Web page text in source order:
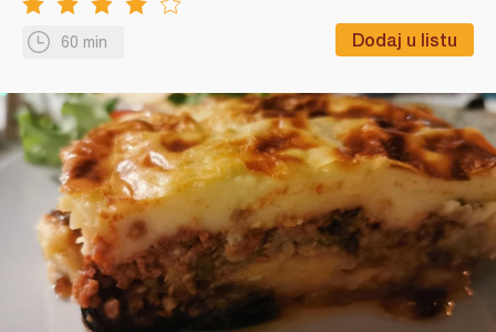
60 min Dodaj u listu